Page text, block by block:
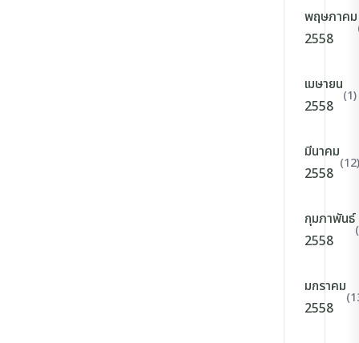
พฤษภาคม
2558
เมษายน
2558
(1)
มีนาคม
2558
(12)
กุมภาพันธ์
2558
มกราคม
2558